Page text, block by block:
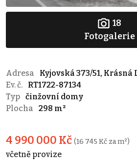
18
Fotogalerie
Adresa
Kyjovská 373/51, Krásná
Ev. č.
RT1722-87134
Typ činžovní domy
Plocha
298 m²
4 990 000 Kč (16 745 Kč za m²)
včetně provize